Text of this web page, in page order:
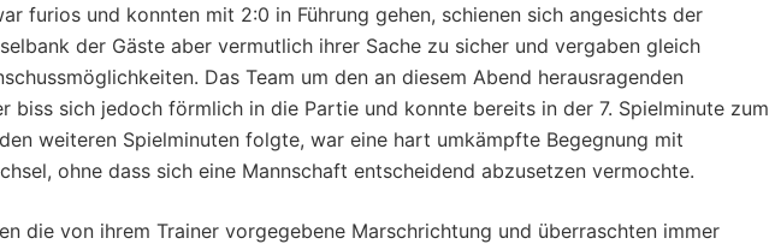
furios und konnten mit 2:0 in Führung gehen, schienen sich angesichts der
der Gäste aber vermutlich ihrer Sache zu sicher und vergaben gleich
Das Team um den an diesem Abend herausragenden
biss sich jedoch förmlich in die Partie und konnte bereits in der 7. Spielminute zum
weiteren Spielminuten folgte, war eine hart umkämpfte Begegnung mit
ohne dass sich eine Mannschaft entscheidend abzusetzen vermochte.
die von ihrem Trainer vorgegebene Marschrichtung und überraschten immer